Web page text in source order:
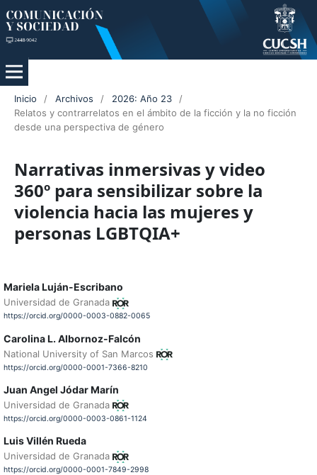
Inicio / Archivos / 2026: Año 23
/
Relatos y contrarrelatos en el ámbito de la ficción y la no ficción
desde una perspectiva de género
Narrativas inmersivas y video
360º para sensibilizar sobre la
violencia hacia las mujeres y
personas LGBTQIA+
Mariela Luján-Escribano
Universidad de Granada
https://orcid.org/0000-0003-0882-0065
Carolina L. Albornoz-Falcón
National University of San Marcos
https://orcid.org/0000-0001-7366-8210
Juan Angel Jódar Marín
Universidad de Granada
https://orcid.org/0000-0003-0861-1124
Luis Villén Rueda
Universidad de Granada
https://orcid.org/0000-0001-7849-2998